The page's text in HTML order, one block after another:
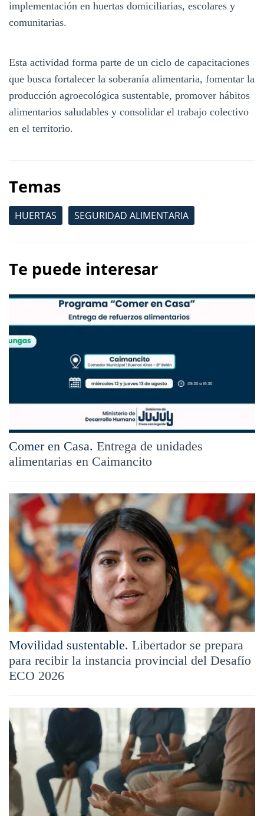
implementación en huertas domiciliarias, escolares y
comunitarias.
Esta actividad forma parte de un ciclo de capacitaciones
que busca fortalecer la soberanía alimentaria, fomentar la
producción agroecológica sustentable, promover hábitos
alimentarios saludables y consolidar el trabajo colectivo
en el territorio.
Temas
HUERTAS SEGURIDAD ALIMENTARIA
Te puede interesar
Comer en Casa. Entrega de unidades
alimentarias en Caimancito
Movilidad sustentable. Libertador se prepara
para recibir la instancia provincial del Desafío
ECO 2026